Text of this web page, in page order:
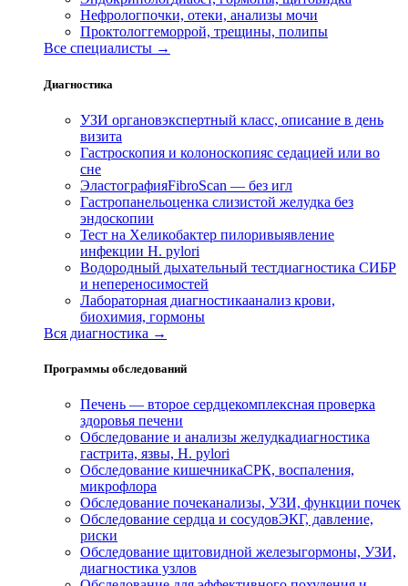
Нефрологпочки, отеки, анализы мочи
Проктологгеморрой, трещины, полипы
Все специалисты →
Диагностика
УЗИ органовэкспертный класс, описание в день
визита
Гастроскопия и колоноскопияс седацией или во
сне
ЭластографияFibroScan — без игл
Гастропанельоценка слизистой желудка без
эндоскопии
Тест на Хеликобактер пилоривыявление
инфекции H. pylori
Водородный дыхательный тестдиагностика СИБР
и непереносимостей
Лабораторная диагностикаанализ крови,
биохимия, гормоны
Вся диагностика →
Программы обследований
Печень — второе сердцекомплексная проверка
здоровья печени
Обследование и анализы желудкадиагностика
гастрита, язвы, H. pylori
Обследование кишечникаСРК, воспаления,
микрофлора
Обследование почеканализы, УЗИ, функции почек
Обследование сердца и сосудовЭКГ, давление,
риски
Обследование щитовидной железыгормоны, УЗИ,
диагностика узлов